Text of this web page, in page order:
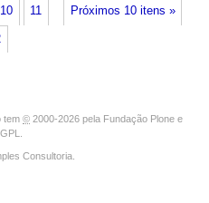
Próximos 10 itens »
10 11
tem © 2000-2026 pela Fundação Plone e
Consultoria